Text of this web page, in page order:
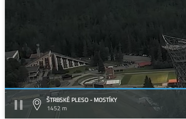
ŠTRBSKÉ PLESO - MOSTÍKY
1452 m